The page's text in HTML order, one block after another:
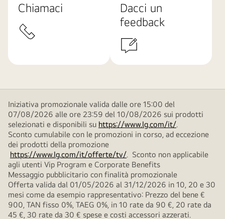
Chiamaci
Dacci un
feedback
Iniziativa promozionale valida dalle ore 15:00 del
07/08/2026 alle ore 23:59 del 10/08/2026 sui prodotti
selezionati e disponibili su https://www.lg.com/it/.
Sconto cumulabile con le promozioni in corso, ad eccezione
dei prodotti della promozione
https://www.lg.com/it/offerte/tv/. Sconto non applicabile
agli utenti Vip Program e Corporate Benefits
Messaggio pubblicitario con finalità promozionale
Offerta valida dal 01/05/2026 al 31/12/2026 in 10, 20 e 30
mesi come da esempio rappresentativo: Prezzo del bene €
900, TAN fisso 0%, TAEG 0%, in 10 rate da 90 €, 20 rate da
45 €, 30 rate da 30 € spese e costi accessori azzerati.